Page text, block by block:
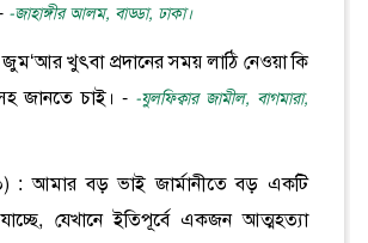
-জাহাঙ্গীর আলম, বাড্ডা, ঢাকা।
খুৎবা প্রদানের সময় লাঠি নেওয়া কি
জানতে চাই। - -যুলফিক্বার জামীল, বাগমারা,
: আমার বড় ভাই জার্মানীতে বড় একটি
যেখানে ইতিপূর্বে একজন আত্মহত্যা